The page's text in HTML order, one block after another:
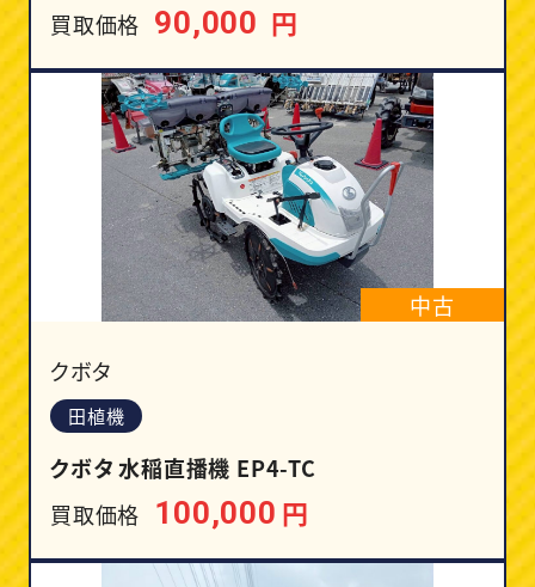
買取価格 90,000 円
中古
クボタ
田植機
クボタ 水稲直播機 EP4-TC
買取価格 100,000 円